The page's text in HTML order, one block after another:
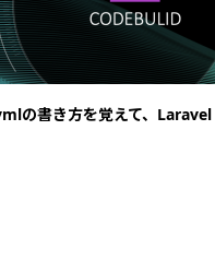
の書き方を覚えて、Laravel